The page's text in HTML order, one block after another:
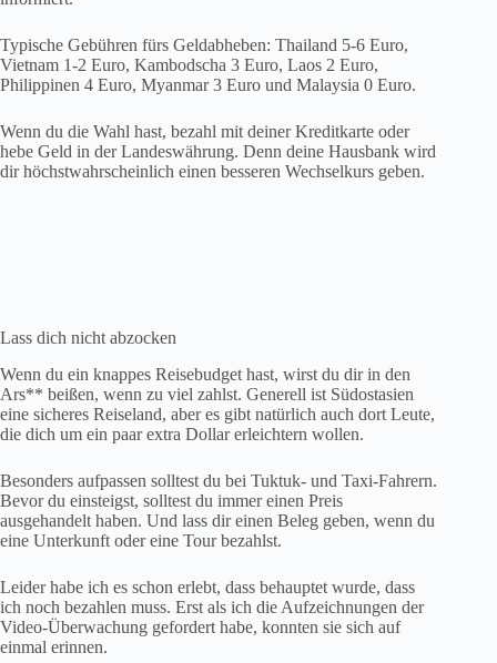
Lass dich nicht abzocken
Wenn du ein knappes Reisebudget hast, wirst du dir in den
eine Unterkunft oder eine Tour bezahlst.
Leider habe ich es schon erlebt, dass behauptet wurde, dass
ich noch bezahlen muss. Erst als ich die Aufzeichnungen der
Video-Überwachung gefordert habe, konnten sie sich auf
Das sind die Ausnahmen, aber aufmerksam bleiben solltest du
immer. Lass dich nicht einschüchtern und wenn dein Bullshit-
Dektor losgeht, dreh dich um und geh.
Preise verhandeln
Und lerne zu feilschen, das gehört in Südostasien zum Alltag.
Die Kunst besteht darin, zu wissen wann.